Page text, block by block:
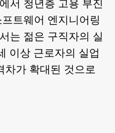
서 청년층 고용 부진
트웨어 엔지니어링
는 젊은 구직자의 실
이상 근로자의 실업
차가 확대된 것으로